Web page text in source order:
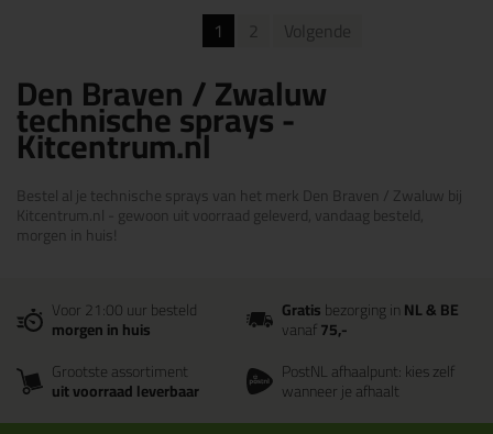
1 2 Volgende
Den Braven / Zwaluw
technische sprays -
Kitcentrum.nl
Bestel al je technische sprays van het merk Den Braven / Zwaluw bij
Kitcentrum.nl - gewoon uit voorraad geleverd, vandaag besteld,
morgen in huis!
Voor 21:00 uur besteld
morgen in huis
Gratisbezorging inNL & BE
vanaf75,-
Grootste assortiment
uit voorraad leverbaar
PostNL afhaalpunt: kies zelf
wanneer je afhaalt